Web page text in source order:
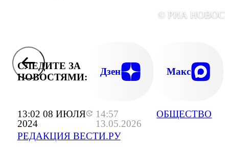
13:02 08 ИЮЛЯ
2024
14:57
13.05.2026
РЕДАКЦИЯ ВЕСТИ.РУ
ОБЩЕСТВО
© РИА
СЛЕДИТЕ ЗА
НОВОСТЯМИ:
Дзен Макс